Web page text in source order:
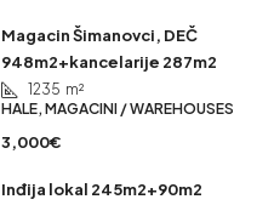
Magacin Šimanovci, DEČ
948m2+kancelarije 287m2
1235 m²
HALE, MAGACINI / WAREHOUSES
3,000€
Inđija lokal 245m2+90m2